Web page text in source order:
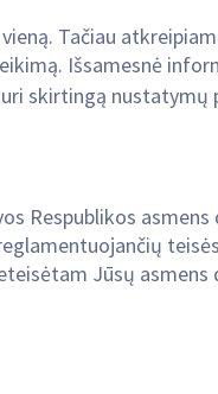
Tačiau
Išsamesnė
skirtingą nustatymų
Respublikos asmens
Jūsų asmens